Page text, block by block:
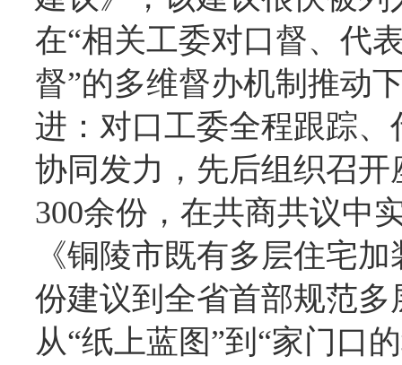
在“相关工委对口督、代
督”的多维督办机制推动
进：对口工委全程跟踪
协同发力，先后组织召
300余份，在共商共议中
《铜陵市既有多层住宅
份建议到全省首部规范
从“纸上蓝图”到“家门口